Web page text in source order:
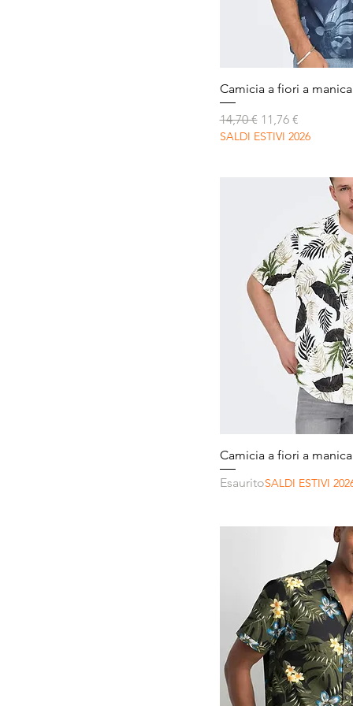
Vista
Camicia a fiori a
Prezzo regolare
14,70 € Prezzo scontato
11,76 €
SALDI ESTIVI 2026
Vista
Camicia a fiori a
EsauritoSALDI ESTIVI